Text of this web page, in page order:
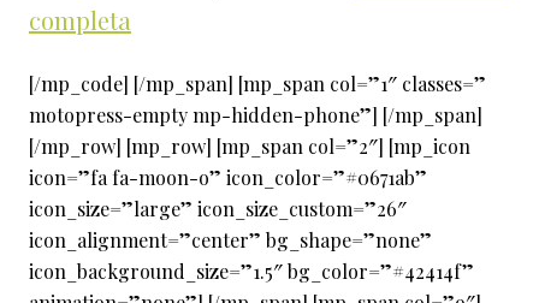
completa
[/mp_code] [/mp_span] [mp_span col=”1″ classes=”
motopress-empty mp-hidden-phone”] [/mp_span]
[/mp_row] [mp_row] [mp_span col=”2″] [mp_icon
icon=”fa fa-moon-o” icon_color=”#0671ab”
icon_size=”large” icon_size_custom=”26″
icon_alignment=”center” bg_shape=”none”
icon_background_size=”1.5″ bg_color=”#42414f”